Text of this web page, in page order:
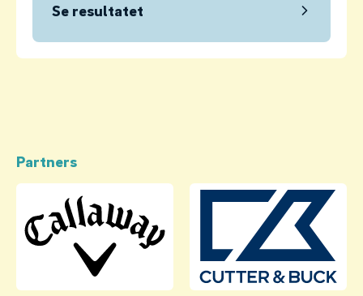
Se resultatet
Partners